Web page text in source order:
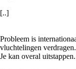
[..]
Probleem is
vluchtelingen
Je kan overal